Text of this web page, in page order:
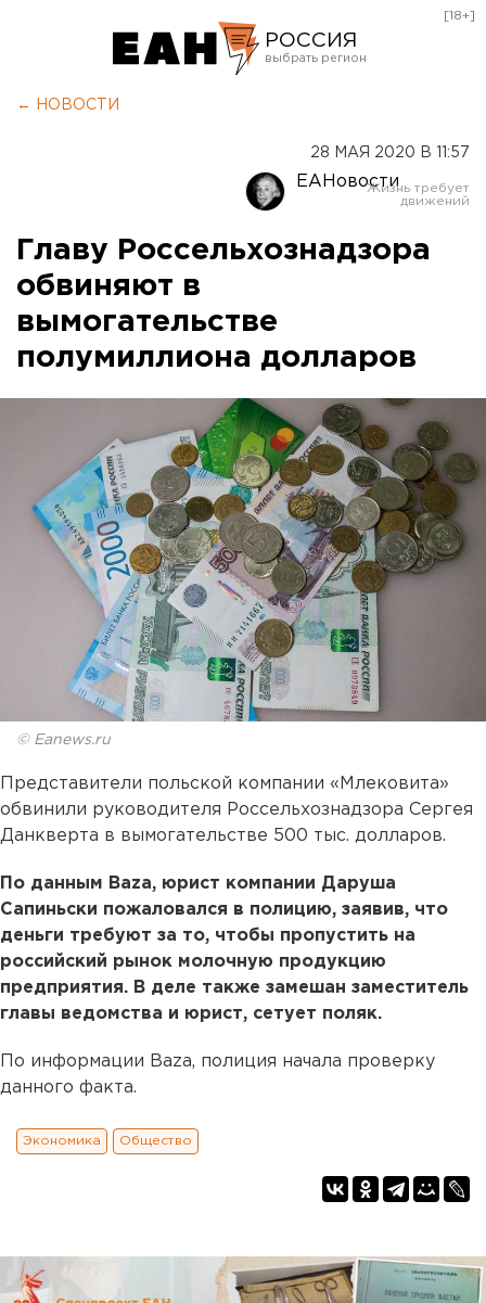
РОССИЯ
Оренбург
[18+]
← НОВОСТИ
28 МАЯ 2020 В 11:57
ЕАНовости
Главу Россельхознадзора
обвиняют в
вымогательстве
полумиллиона долларов
© Eanews.ru
Представители польской компании «Млековита»
обвинили руководителя Россельхознадзора Сергея
Данкверта в вымогательстве 500 тыс. долларов.
По данным Baza, юрист компании Даруша
Сапиньски пожаловался в полицию, заявив, что
деньги требуют за то, чтобы пропустить на
российский рынок молочную продукцию
предприятия. В деле также замешан заместитель
главы ведомства и юрист, сетует поляк.
По информации Baza, полиция начала проверку
данного факта.
Экономика Общество